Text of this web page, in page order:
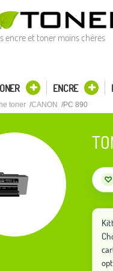
encre et toner moins chères
ENCRE
toner CANON PC 890
♡